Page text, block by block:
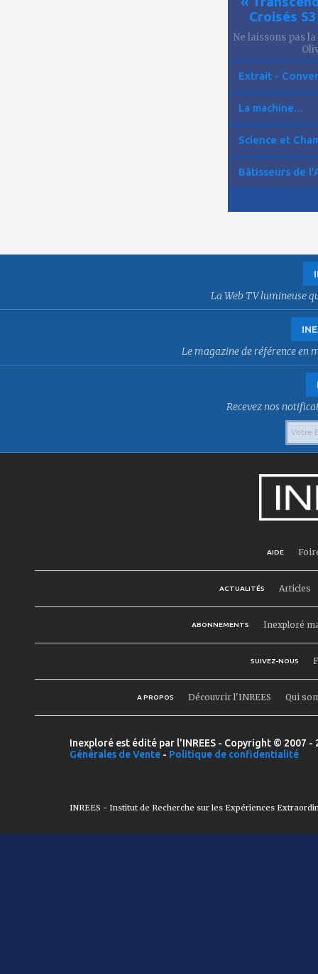
Croisés
Ne laissons pas
Extrait -
La machine...
Science et
Bâtisseurs de
La Web TV lumineuse
Le magazine de référence en
Recevez nos
AIDE
ACTUALITÉS Articles
ABONNEMENTS Inexploré
SUIVEZ-NOUS
A PROPOS Découvrir l'INREES Qui
Inexploré est édité par l'INREES - Copyright © 2007
Générales de Vente - Politique de confidentialité
INREES - Institut de Recherche sur les Expériences